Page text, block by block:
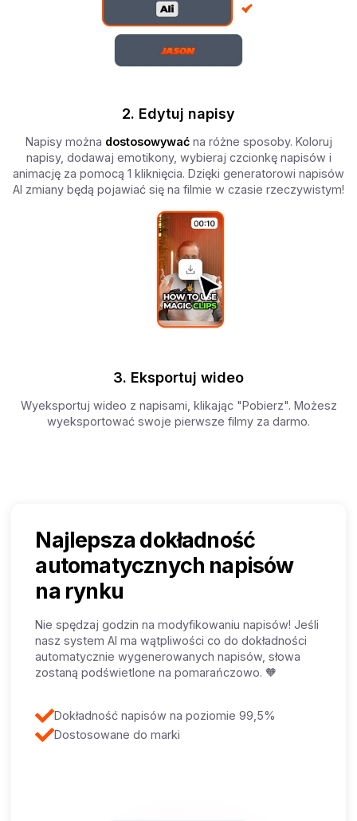
2. Edytuj napisy
Napisy można dostosowywać na różne sposoby. Koloruj
napisy, dodawaj emotikony, wybieraj czcionkę napisów i
animację za pomocą 1 kliknięcia. Dzięki generatorowi napisów
AI zmiany będą pojawiać się na filmie w czasie rzeczywistym!
3. Eksportuj wideo
Wyeksportuj wideo z napisami, klikając "Pobierz". Możesz
wyeksportować swoje pierwsze filmy za darmo.
Najlepsza dokładność
automatycznych napisów
na rynku
Nie spędzaj godzin na modyfikowaniu napisów! Jeśli
nasz system AI ma wątpliwości co do dokładności
automatycznie wygenerowanych napisów, słowa
zostaną podświetlone na pomarańczowo. 🧡
Dokładność napisów na poziomie 99,5%
Dostosowane do marki